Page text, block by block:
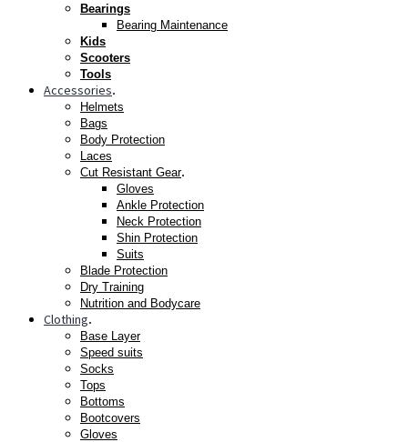
Bearings
Bearing Maintenance
Kids
Scooters
Tools
Accessories.
Helmets
Bags
Body Protection
Laces
Cut Resistant Gear.
Gloves
Ankle Protection
Neck Protection
Shin Protection
Suits
Blade Protection
Dry Training
Nutrition and Bodycare
Clothing.
Base Layer
Speed suits
Socks
Tops
Bottoms
Bootcovers
Gloves